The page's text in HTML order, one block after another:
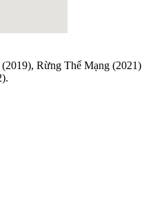
Rừng Thế Mạng (2021)